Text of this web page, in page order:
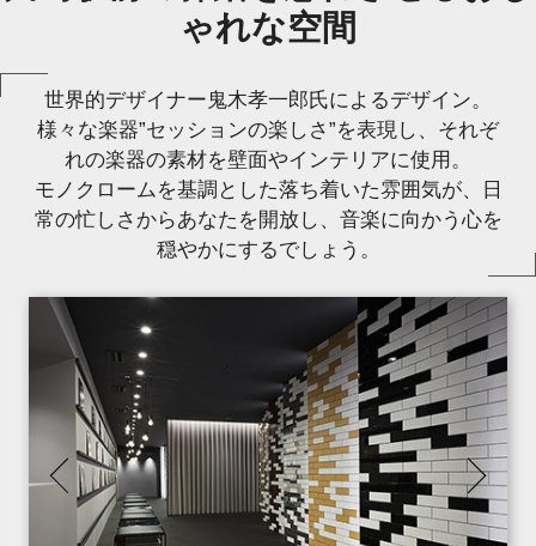
ゃれな空間
世界的デザイナー鬼木孝一郎氏によるデザイン。
様々な楽器”セッションの楽しさ”を表現し、それぞ
れの楽器の素材を壁面やインテリアに使用。
モノクロームを基調とした落ち着いた雰囲気が、日
常の忙しさからあなたを開放し、音楽に向かう心を
穏やかにするでしょう。